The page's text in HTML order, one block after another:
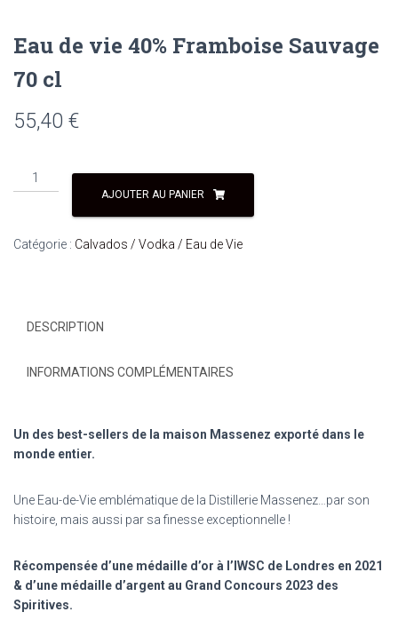
Eau de vie 40% Framboise Sauvage
70 cl
55,40 €
quantité
de
vie
AJOUTER AU PANIER
Catégorie : Calvados / Vodka / Eau de Vie
DESCRIPTION
INFORMATIONS COMPLÉMENTAIRES
Un des best-sellers de la maison Massenez exporté dans le
monde entier.
Une Eau-de-Vie emblématique de la Distillerie Massenez…par son
histoire, mais aussi par sa finesse exceptionnelle !
Récompensée d’une médaille d’or à l’IWSC de Londres en 2021
& d’une médaille d’argent au Grand Concours 2023 des
Spiritives.